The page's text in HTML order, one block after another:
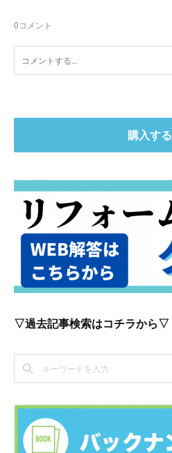
0コメント
購入する
▽過去記事検索はコチラから▽